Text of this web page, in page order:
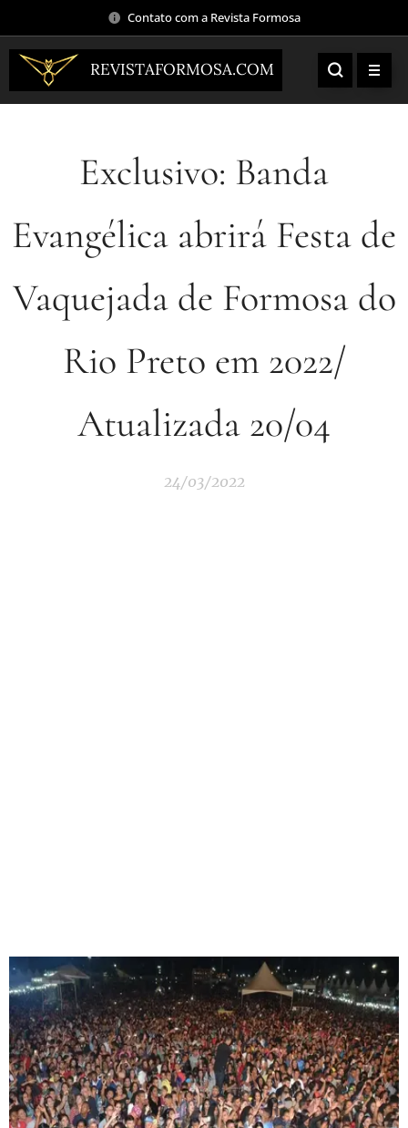
Contato com a Revista Formosa
REVISTAFORMOSA.COM
Exclusivo: Banda
Evangélica abrirá Festa de
Vaquejada de Formosa do
Rio Preto em 2022/
Atualizada 20/04
24/03/2022